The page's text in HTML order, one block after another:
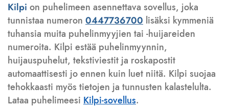
Kilpi on puhelimeen asennettava sovellus, joka
tunnistaa numeron 0447736700 lisäksi kymmeniä
tuhansia muita puhelinmyyjien tai -huijareiden
numeroita. Kilpi estää puhelinmyynnin,
huijauspuhelut, tekstiviestit ja roskapostit
automaattisesti jo ennen kuin luet niitä. Kilpi suojaa
tehokkaasti myös tietojen ja tunnusten kalastelulta.
Lataa puhelimeesi Kilpi-sovellus.